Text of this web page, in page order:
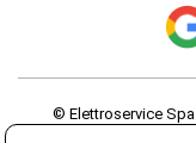
© Elettroservice Spa